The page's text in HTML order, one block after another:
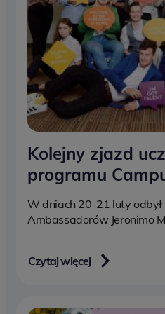
Kolejny zjazd
programu
W dniach 20-21 luty odbył
Ambassadorów Jeronimo
Czytaj więcej